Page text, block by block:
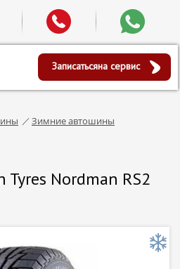
Записатьсяна сервис
Зимние автошины
Nordman RS2